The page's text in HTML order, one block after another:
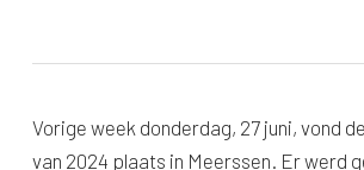
Vorige week donderdag, 27 juni, vond
van 2024 plaats in Meerssen. Er werd